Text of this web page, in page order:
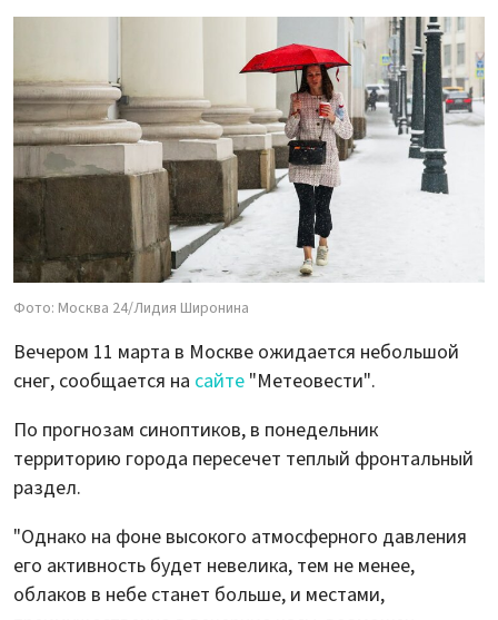
Фото: Москва 24/Лидия Широнина
Вечером 11 марта в Москве ожидается небольшой
снег, сообщается на сайте "Метеовести".
По прогнозам синоптиков, в понедельник
территорию города пересечет теплый фронтальный
раздел.
"Однако на фоне высокого атмосферного давления
его активность будет невелика, тем не менее,
облаков в небе станет больше, и местами,